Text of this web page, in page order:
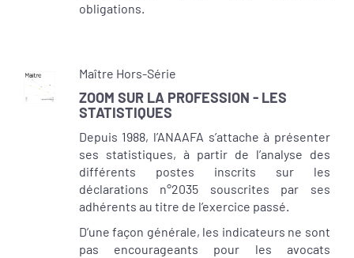
obligations.
Maître Hors-Série
ZOOM SUR LA PROFESSION - LES
STATISTIQUES
Depuis 1988, l’ANAAFA s’attache à présenter
ses statistiques, à partir de l’analyse des
différents postes inscrits sur les
déclarations n°2035 souscrites par ses
adhérents au titre de l’exercice passé.
D’une façon générale, les indicateurs ne sont
pas encourageants pour les avocats